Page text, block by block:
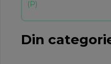
Din